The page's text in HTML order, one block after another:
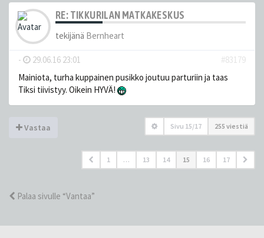
RE: TIKKURILAN MATKAKESKUS
tekijänä Bernheart
- 29.06.16 23:01
#83179
Mainiota, turha kuppainen pusikko joutuu parturiin ja taas
Tiksi tiivistyy. Oikein HYVÄ!
Vastaa Sivu 15/17 255 viestiä
1 … 13 14 15 16 17
Palaa sivulle “Vantaa”